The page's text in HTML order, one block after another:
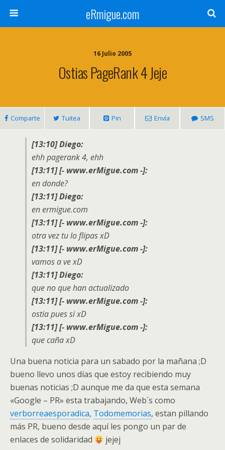
eRmigue.com
16 Julio 2005
Ostias PageRank 4 Jeje
Comparte Tuitea Pin Envía SMS
[13:10] Diego:
ehh pagerank 4, ehh
[13:11] [- www.erMigue.com -]:
en donde?
[13:11] Diego:
en ermigue.com
[13:11] [- www.erMigue.com -]:
otra vez tu lo flipas xD
[13:11] [- www.erMigue.com -]:
vamos a ve xD
[13:11] Diego:
que no que han actualizado
[13:11] [- www.erMigue.com -]:
ostia pues si xD
[13:11] [- www.erMigue.com -]:
que caña xD
Una buena noticia para un sabado por la mañana ;D
bueno llevo unos días que estoy recibiendo muy
buenas noticias ;D aunque me da que esta semana
«Google – PR» esta trabajando, Web´s como
verborreaesporadica, Todomemorias, estan pillando
más PR, bueno desde aquí les pongo un par de
enlaces de solidaridad
jejej